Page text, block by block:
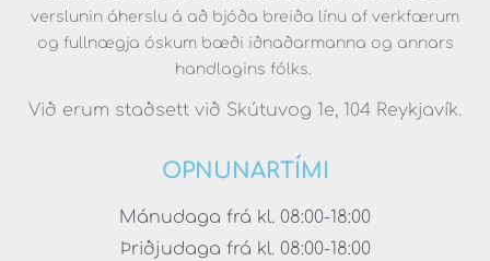
verslunin áherslu á að bjóða breiða línu af verkfærum
og fullnægja óskum bæði iðnaðarmanna og annars
handlagins fólks.
Við erum staðsett við Skútuvog 1e, 104 Reykjavík.
OPNUNARTÍMI
Mánudaga frá kl. 08:00-18:00
Þriðjudaga frá kl. 08:00-18:00